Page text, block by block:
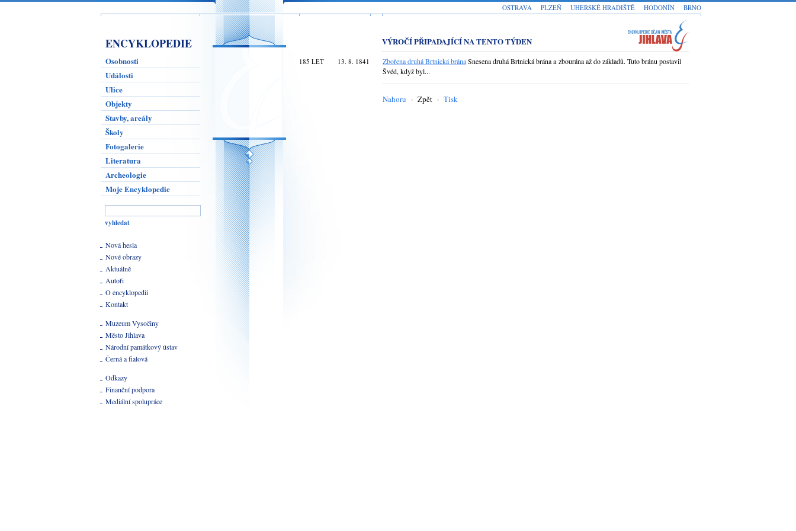
ENCYKLOPEDIE
Osobnosti
Události
Ulice
Objekty
Stavby, areály
Školy
Fotogalerie
Literatura
Archeologie
Moje Encyklopedie
Nová hesla
Nové obrazy
Aktuálně
Autoři
O encyklopedii
Kontakt
Muzeum Vysočiny
Město Jihlava
Národní památkový ústav
Černá a fialová
Odkazy
Finanční podpora
Mediální spolupráce
VÝROČÍ PŘIPADAJÍCÍ NA TENTO TÝDEN
185 LET 13. 8. 1841 Zbořena druhá Brtnická bránaSnesena druhá Brtnická brána a zbourána až do základů. Tuto bránu postavil
Švéd, když byl...
Nahoru · Zpět · Tisk
BRNO
HODONÍN
UHERSKÉ HRADIŠTĚ
PLZEŇ
OSTRAVA